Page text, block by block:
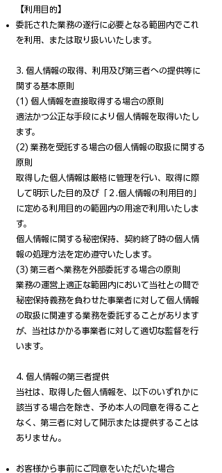
【利用目的】
委託された業務の遂行に必要となる範囲内でこれ
を利用、または取り扱いいたします。
3. 個人情報の取得、利用及び第三者への提供等に
関する基本原則
(1) 個人情報を直接取得する場合の原則
適法かつ公正な手段により個人情報を取得いたし
ます。
(2) 業務を受託する場合の個人情報の取扱に関する
原則
取得した個人情報は厳格に管理を行い、取得に際
して明示した目的及び「２.個人情報の利用目的」
に定める利用目的の範囲内の用途で利用いたしま
す。
個人情報に関する秘密保持、契約終了時の個人情
報の処理方法を定め遵守いたします。
(3) 第三者へ業務を外部委託する場合の原則
業務の運営上適正な範囲内において当社との間で
秘密保持義務を負わせた事業者に対して個人情報
の取扱に関連する業務を委託することがあります
が、当社はかかる事業者に対して適切な監督を行
います。
4. 個人情報の第三者提供
当社は、取得した個人情報を、以下のいずれかに
該当する場合を除き、予め本人の同意を得ること
なく、第三者に対して開示または提供することは
ありません。
お客様から事前にご同意をいただいた場合